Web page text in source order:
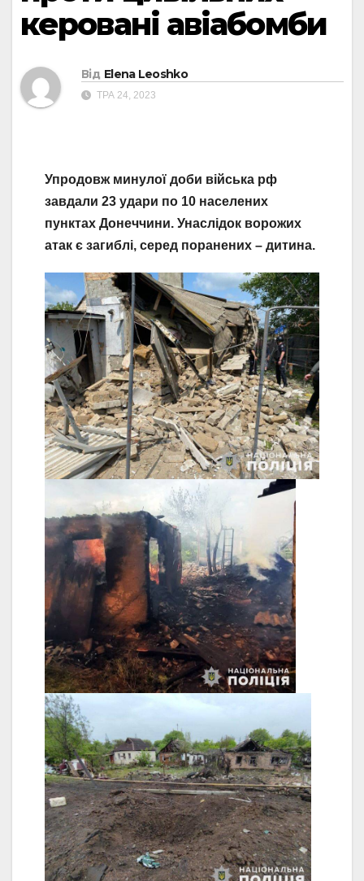
керовані авіабомби
Від Elena Leoshko
ТРА 24, 2023
Упродовж минулої доби війська рф
завдали 23 удари по 10 населених
пунктах Донеччини. Унаслідок ворожих
атак є загиблі, серед поранених – дитина.